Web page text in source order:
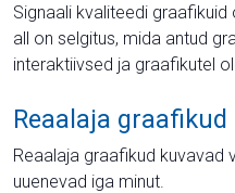
Signaali kvaliteedi
all on selgitus, mida antud
interaktiivsed ja graafikutel
Reaalaja graafikud
Reaalaja graafikud kuvavad
uuenevad iga minut.